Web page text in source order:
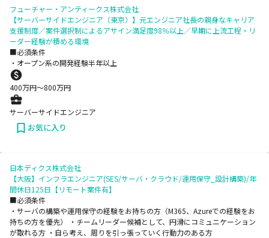
フューチャー・アンティークス株式会社
【サーバーサイドエンジニア（東京）】元エンジニア社長の親身なキャリア
支援制度／案件選択制によるアサイン満足度98％以上／早期に上流工程・リ
ーダー経験が積める環境
■必須条件
・オープン系の開発経験半年以上
400万円〜800万円
サーバーサイドエンジニア
お気に入り
日本ディクス株式会社
【大阪】インフラエンジニア(SES/サーバ・クラウド/運用保守_設計構築)/年
間休日125日【リモート案件有】
■必須条件
・サーバの構築や運用保守の経験をお持ちの方（M365、Azureでの経験をお
持ちの方を優先） ・チームリーダー候補として、円滑にコミュニケーション
が取れる方 ・自ら考え、周りを引っ張っていく行動力のある方